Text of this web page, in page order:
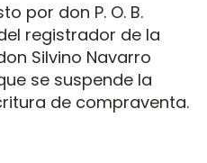
por don P. O. B.
registrador de la
Silvino Navarro
se suspende la
de compraventa.